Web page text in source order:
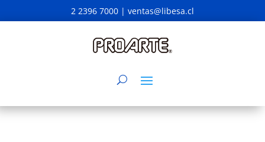
2 2396 7000 | ventas@libesa.cl